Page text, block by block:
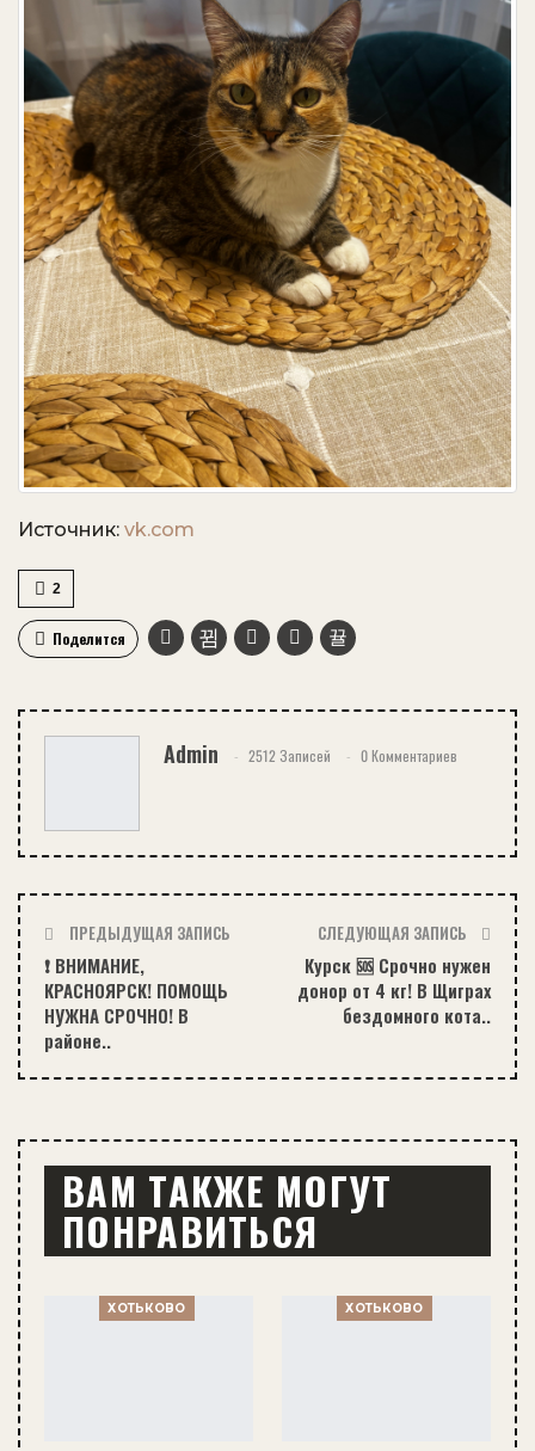
Источник: vk.com
2
Поделится
Admin 2512 Записей 0 Комментариев
ПРЕДЫДУЩАЯ ЗАПИСЬ
❗️ ВНИМАНИЕ,
КРАСНОЯРСК! ПОМОЩЬ
НУЖНА СРОЧНО! В
районе..
СЛЕДУЮЩАЯ ЗАПИСЬ
Курск 🆘 Срочно нужен
донор от 4 кг! В Щиграх
бездомного кота..
ВАМ ТАКЖЕ МОГУТ
ПОНРАВИТЬСЯ
ХОТЬКОВО ХОТЬКОВО